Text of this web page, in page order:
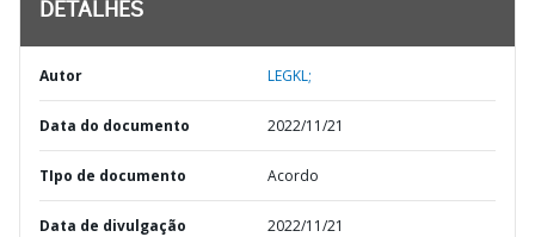
DETALHES
Autor LEGKL;
Data do documento 2022/11/21
TIpo de documento Acordo
Data de divulgação 2022/11/21